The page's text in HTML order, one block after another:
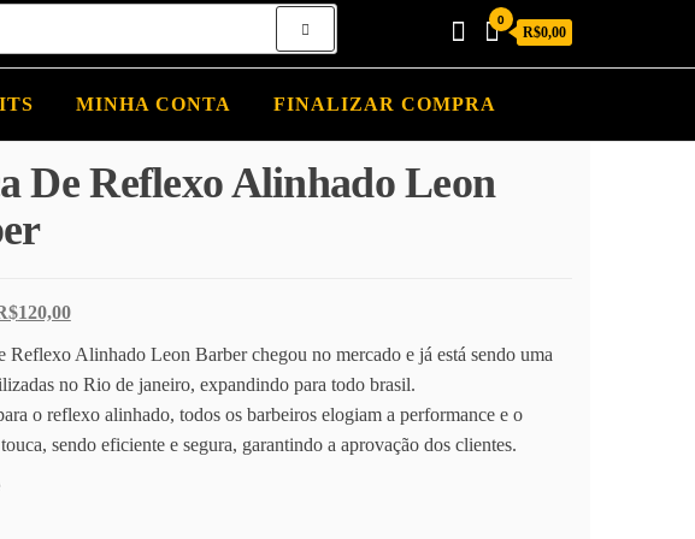
0
R$0,00
MINHA CONTA FINALIZAR COMPRA
De Reflexo Alinhado Leon
preço original era: R$165,00.
120,00O preço atual é: R$120,00.
Reflexo Alinhado Leon Barber chegou no mercado e já está sendo uma
no Rio de janeiro, expandindo para todo brasil.
o reflexo alinhado, todos os barbeiros elogiam a performance e o
sendo eficiente e segura, garantindo a aprovação dos clientes.